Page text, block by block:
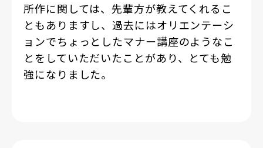
所作に関しては、先輩方が教えてくれるこ
ともありますし、過去にはオリエンテーシ
ョンでちょっとしたマナー講座のようなこ
とをしていただいたことがあり、とても勉
強になりました。